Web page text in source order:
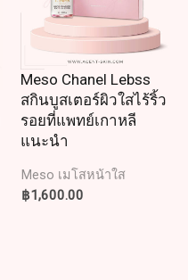
Meso Chanel Lebss
สกินบูสเตอร์ผิวใสไร้ริ้ว
รอยที่แพทย์เกาหลี
แนะนำ
Meso เมโสหน้าใส
฿1,600.00